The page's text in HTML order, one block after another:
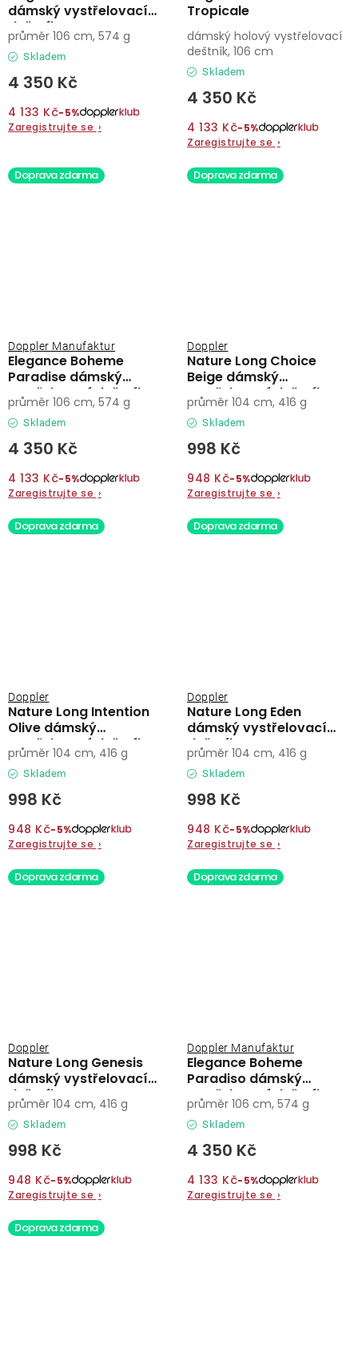
dámský vystřelovací
deštník
Skladem
4 350 Kč
4 133 Kč−5%
Zaregistrujte se ›
průměr 106 cm, 574 g
Tropicale
Skladem
4 350 Kč
4 133 Kč−5%
Zaregistrujte se ›
dámský holový vystřelovací
deštník, 106 cm
Doprava zdarma
Elegance Boheme
Paradise dámský
vystřelovací deštník
Doppler Manufaktur
Skladem
4 350 Kč
4 133 Kč−5%
Zaregistrujte se ›
průměr 106 cm, 574 g
Doprava zdarma
Nature Long Choice
Beige dámský
vystřelovací deštník
Doppler
Skladem
998 Kč
948 Kč−5%
Zaregistrujte se ›
průměr 104 cm, 416 g
Doprava zdarma
Nature Long Intention
Olive dámský
vystřelovací deštník
Doppler
Skladem
998 Kč
948 Kč−5%
Zaregistrujte se ›
průměr 104 cm, 416 g
Doprava zdarma
Nature Long Eden
dámský vystřelovací
deštník
Doppler
Skladem
998 Kč
948 Kč−5%
Zaregistrujte se ›
průměr 104 cm, 416 g
Doprava zdarma
Nature Long Genesis
dámský vystřelovací
deštník
Doppler
Skladem
998 Kč
948 Kč−5%
Zaregistrujte se ›
průměr 104 cm, 416 g
Doprava zdarma
Elegance Boheme
Paradiso dámský
vystřelovací deštník
Doppler Manufaktur
Skladem
4 350 Kč
4 133 Kč−5%
Zaregistrujte se ›
průměr 106 cm, 574 g
Doprava zdarma